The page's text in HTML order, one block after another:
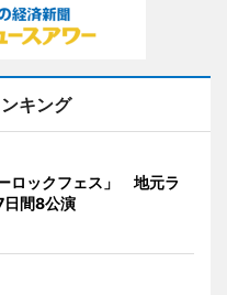
キング
ロックフェス」 地元ラ
日間8公演